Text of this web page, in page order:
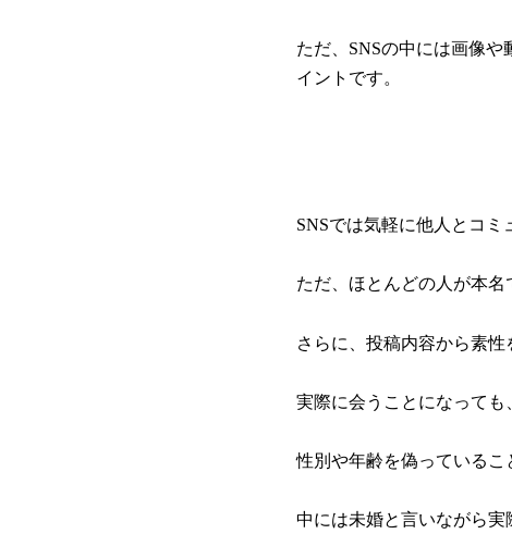
ただ、SNSの中には画像
イントです。
SNSでは気軽に他人とコミ
ただ、ほとんどの人が本名
さらに、投稿内容から素
実際に会うことになっても
性別や年齢を偽っているこ
中には未婚と言いながら実